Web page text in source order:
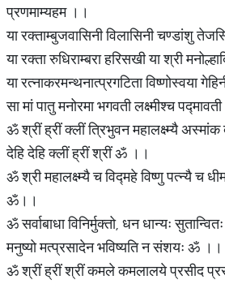
प्रणमाम्यहम ।।
या रक्ताम्बुजवासिनी विलासिनी चण्डांशु
या रक्ता रुधिराम्बरा हरिसखी या श्री
या रत्नाकरमन्थनात्प्रगटिता विष्णोस्वया
सा मां पातु मनोरमा भगवती लक्ष्मीश्च
ॐ श्रीं ह्रीं क्लीं त्रिभुवन महालक्ष्म्यै अस्मांक
देहि देहि क्लीं ह्रीं श्रीं ॐ ।।
ॐ श्री महालक्ष्म्यै च विद्महे विष्णु पत्न्यै च
ॐ।।
ॐ सर्वाबाधा विनिर्मुक्तो, धन धान्यः
मनुष्यो मत्प्रसादेन भविष्यति न संशयः ॐ ।।
ॐ श्रीं ह्रीं श्रीं कमले कमलालये प्रसीद